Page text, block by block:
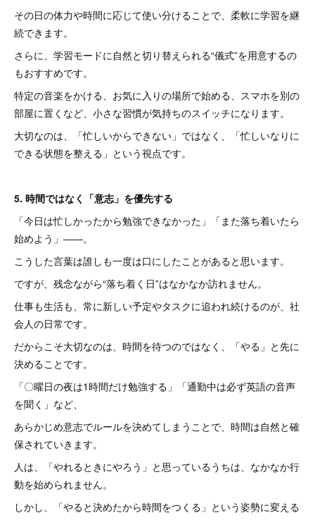
その日の体力や時間に応じて使い分けることで、柔軟に学習を継
続できます。
さらに、学習モードに自然と切り替えられる“儀式”を用意するの
もおすすめです。
特定の音楽をかける、お気に入りの場所で始める、スマホを別の
部屋に置くなど、小さな習慣が気持ちのスイッチになります。
大切なのは、「忙しいからできない」ではなく、「忙しいなりに
できる状態を整える」という視点です。
5. 時間ではなく「意志」を優先する
「今日は忙しかったから勉強できなかった」「また落ち着いたら
始めよう」——。
こうした言葉は誰しも一度は口にしたことがあると思います。
ですが、残念ながら“落ち着く日”はなかなか訪れません。
仕事も生活も、常に新しい予定やタスクに追われ続けるのが、社
会人の日常です。
だからこそ大切なのは、時間を待つのではなく、「やる」と先に
決めることです。
「〇曜日の夜は1時間だけ勉強する」「通勤中は必ず英語の音声
を聞く」など、
あらかじめ意志でルールを決めてしまうことで、時間は自然と確
保されていきます。
人は、「やれるときにやろう」と思っているうちは、なかなか行
動を始められません。
しかし、「やると決めたから時間をつくる」という姿勢に変える